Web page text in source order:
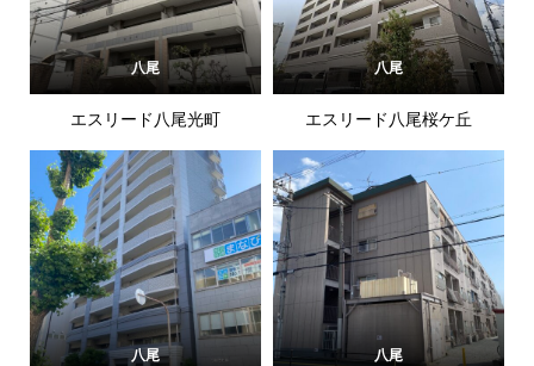
八尾
エスリード八尾光町
八尾
エスリード八尾桜ケ丘
八尾 八尾